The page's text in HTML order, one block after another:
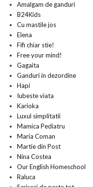
Amalgam de ganduri
B24Kids
Cu mastile jos
Elena
Fifi chiar stie!
Free your mind!
Gagaita
Ganduri in dezordine
Hapi
Iubeste viata
Karioka
Luxul simplitatii
Mamica Pediatru
Maria Coman
Martie din Post
Nina Costea
Our English Homeschool
Raluca